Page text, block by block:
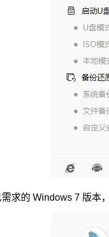
求的 Windows 7 版本